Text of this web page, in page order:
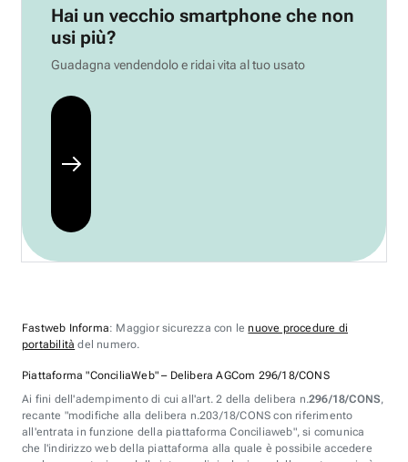
Hai un vecchio smartphone che non
usi più?
Guadagna vendendolo e ridai vita al tuo usato
Fastweb Informa: Maggior sicurezza con lenuove procedure di
portabilità del numero.
Piattaforma "ConciliaWeb" – Delibera AGCom 296/18/CONS
Ai fini dell'adempimento di cui all'art. 2 della delibera n.296/18/CONS,
recante "modifiche alla delibera n.203/18/CONS con riferimento
all'entrata in funzione della piattaforma Conciliaweb", si comunica
che l'indirizzo web della piattaforma alla quale è possibile accedere